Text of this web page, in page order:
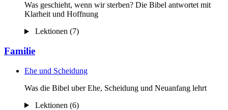
Was geschieht, wenn wir sterben? Die Bibel antwortet mit
Klarheit und Hoffnung
Lektionen (7)
Familie
Ehe und Scheidung
Was die Bibel uber Ehe, Scheidung und Neuanfang lehrt
Lektionen (6)